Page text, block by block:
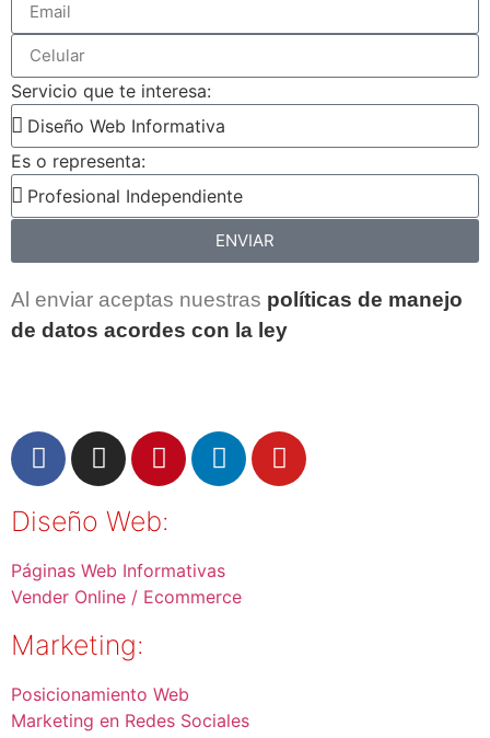
Servicio que te interesa:
Es o representa:
ENVIAR
Al enviar aceptas nuestras políticas de manejo
de datos acordes con la ley
Diseño Web:
Páginas Web Informativas
Vender Online / Ecommerce
Marketing:
Posicionamiento Web
Marketing en Redes Sociales